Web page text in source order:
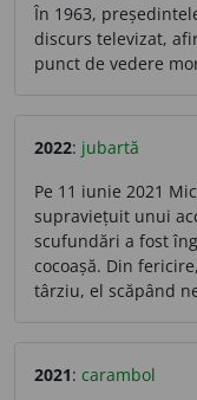
În 1963,
discurs televizat,
punct de vedere
2022: jubartă
Pe 11 iunie 2021
supraviețuit unui
scufundări a fost
cocoașă. Din
târziu, el scăpând
2021: carambol